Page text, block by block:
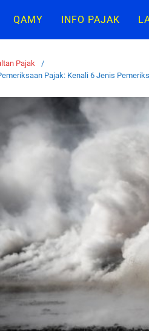
QAMY INFO PAJAK
Pajak
Pajak: Kenali 6 Jenis